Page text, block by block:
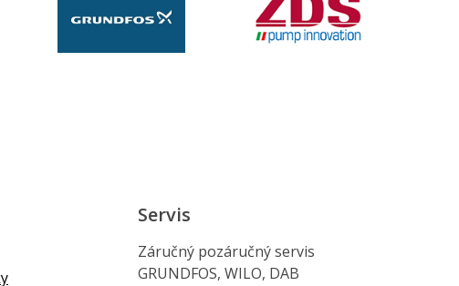
Servis
Záručný pozáručný servis
GRUNDFOS, WILO, DAB